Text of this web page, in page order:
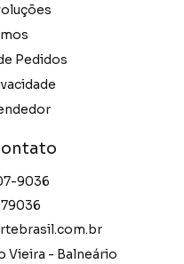
Pedidos
9036
Vieira - Balneário